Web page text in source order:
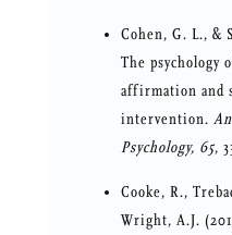
Cohen, G. L., &
The psychology
affirmation and
intervention.
Psychology, 65,
Cooke, R.,
Wright, A.J.